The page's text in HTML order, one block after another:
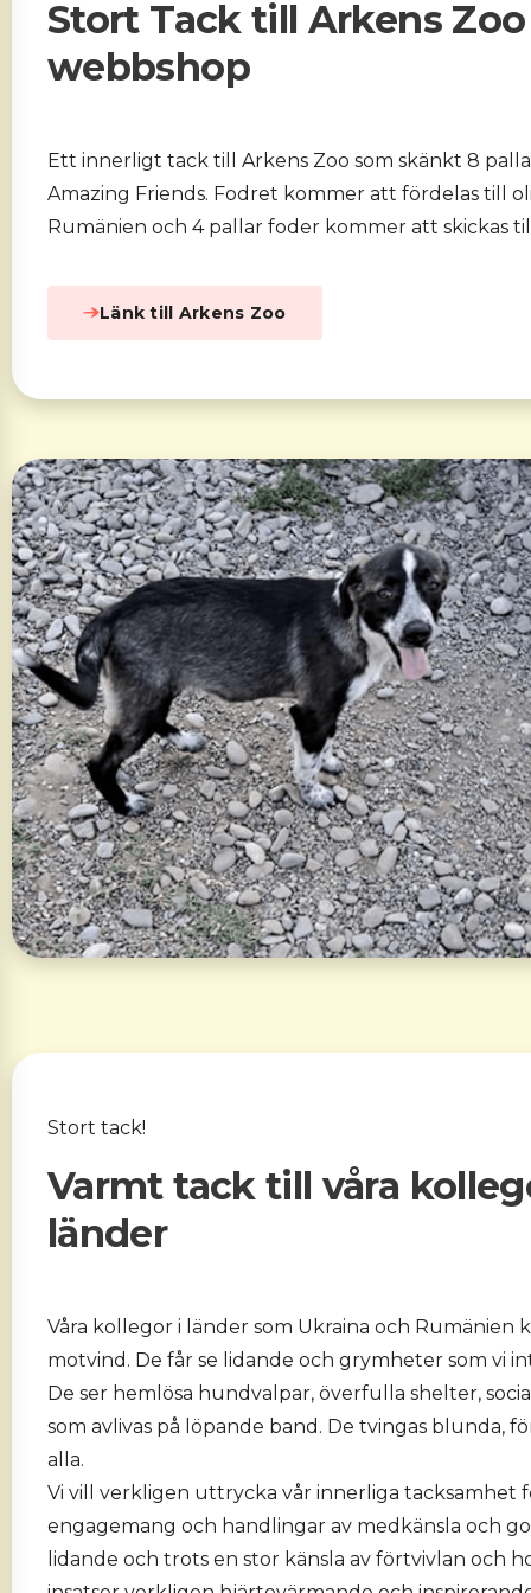
Stort Tack till Arkens Zoo
webbshop
Ett innerligt tack till Arkens Zoo som skänkt 8
Amazing Friends. Fodret kommer att fördelas till
Rumänien och 4pallar foder kommer att skickas
Länk till Arkens Zoo
Stort tack!
Varmt tack till våra
länder
Våra kollegor i länder som Ukraina och Rumänien
motvind. De får se lidande och grymheter som vi
De ser hemlösa hundvalpar, överfulla shelter,
som avlivas på löpande band. De tvingas blunda,
alla.
Vi vill verkligen uttrycka vår innerliga tacksamhet
engagemang och handlingar av medkänsla och
lidande och trots en stor känsla av förtvivlan och